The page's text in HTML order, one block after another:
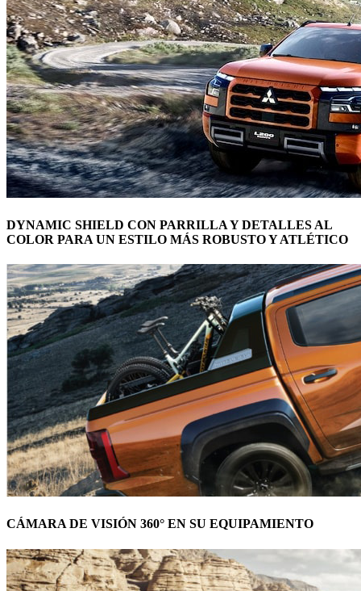
DYNAMIC SHIELD CON PARRILLA Y DETALLES AL
COLOR PARA UN ESTILO MÁS ROBUSTO Y ATLÉTICO
CÁMARA DE VISIÓN 360° EN SU EQUIPAMIENTO